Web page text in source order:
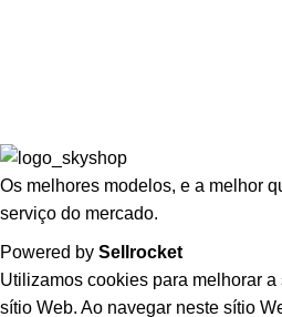
Os melhores modelos, e a melhor
serviço do mercado.
Powered by Sellrocket
Utilizamos cookies para melhorar
sítio Web. Ao navegar neste sítio